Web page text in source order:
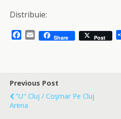
Distribuie:
b
o
o
k
E
l
Share Post
Previous Post
"U" Cluj / Coşmar Pe Cluj
Arena